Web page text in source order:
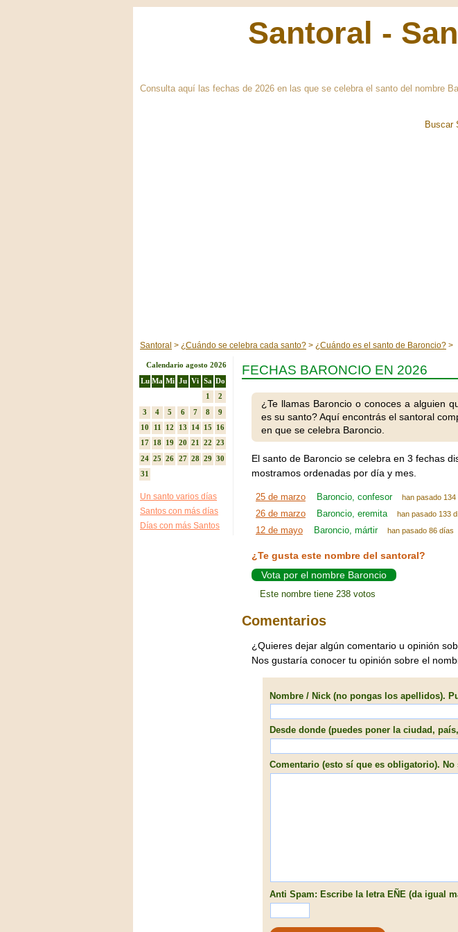
Santoral -
Consulta aquí las fechas de 2026 en las que se celebra el santo del nombre
Buscar
Santoral ¿Cuándo se celebra cada santo? ¿Cuándo es el santo de Baroncio?
FECHAS BARONCIO EN 2026
¿Te llamas Baroncio o conoces a alguien
es su santo? Aquí encontrás el santoral
en que se celebra Baroncio.
El santo de Baroncio se celebra en 3 fechas
mostramos ordenadas por día y mes.
25 de marzo Baroncio, confesor han pasado 134
26 de marzo Baroncio, eremita han pasado 133
12 de mayo Baroncio, mártir han pasado 86 días
¿Te gusta este nombre del santoral?
Vota por el nombre Baroncio
Este nombre tiene 238 votos
Comentarios
¿Quieres dejar algún comentario u opinión
Nos gustaría conocer tu opinión sobre el
Nombre / Nick (no pongas los apellidos).
Desde donde (puedes poner la ciudad,
Comentario (esto sí que es obligatorio). No
Anti Spam: Escribe la letra EÑE (da igual
Calendario agosto 2026
Lu Ma Mi Ju Vi Sa Do
1
2
3
4 5 6 7 8
9
10
11 12 13 14 15
16
17 18 19 20 21 22
23
24 25 26 27 28 29
30
31
Un santo varios días
Santos con más días
Días con más Santos